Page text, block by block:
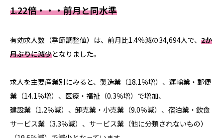
1.22倍・・・前月と同水準
有効求人数（季節調整値）は、前月比1.4％減の34,694人で、 2か
月ぶりに減少となりました。
求人を主要産業別にみると、製造業（18.1％増）、運輸業・郵便
業（14.1％増）、医療・福祉（0.3％増）で増加、
建設業（1.2％減）、卸売業・小売業（9.0％減）、宿泊業・飲食
サービス業（3.3％減）、サービス業（他に分類されないもの）